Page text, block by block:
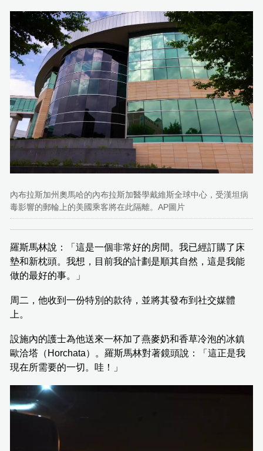
內布拉斯加州奧馬哈的內布拉斯加醫學戴維斯全球中心，受漢坦病
毒影響的郵輪上的美國乘客將在此隔離。AP圖片
羅斯馬林說：「這是一個非常好的房間。我已經訂購了床
墊和新枕頭。我想，目前我的計劃是順其自然，這是我能
做的最好的事。」
周二，他收到一份特別的款待，並將其發布到社交媒體
上。
設施內的護士為他送來一杯加了燕麥奶和香草冷泡的冰鎮
歐洽塔（Horchata）。羅斯馬林對著鏡頭說：「這正是我
現在所需要的一切。哇！」